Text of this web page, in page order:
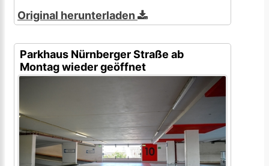
Original herunterladen
Parkhaus Nürnberger Straße ab
Montag wieder geöffnet